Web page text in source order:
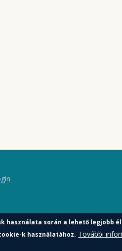
használata során a lehető legjobb
k használatához. További